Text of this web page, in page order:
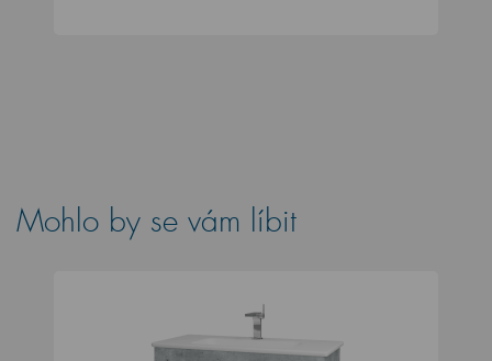
Mohlo by se vám líbit